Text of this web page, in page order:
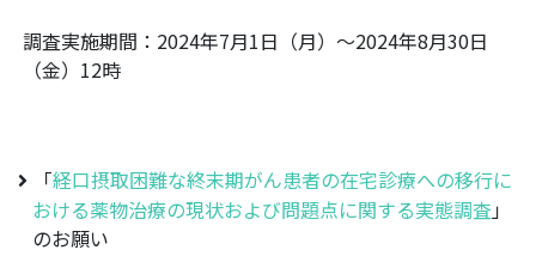
調査実施期間：2024年7月1日（月）～2024年8月30日
（金）12時
「経口摂取困難な終末期がん患者の在宅診療への移行に
おける薬物治療の現状および問題点に関する実態調査」
のお願い